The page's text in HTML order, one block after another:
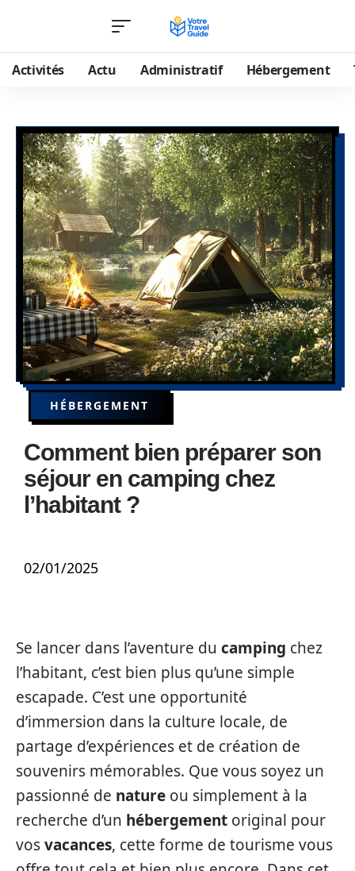
Activités Actu Administratif Hébergement
HÉBERGEMENT
Comment bien préparer son
séjour en camping chez
l’habitant ?
02/01/2025
Se lancer dans l’aventure du camping chez
l’habitant, c’est bien plus qu’une simple
escapade. C’est une opportunité
d’immersion dans la culture locale, de
partage d’expériences et de création de
souvenirs mémorables. Que vous soyez un
passionné de nature ou simplement à la
recherche d’un hébergement original pour
vosvacances, cette forme de tourisme vous